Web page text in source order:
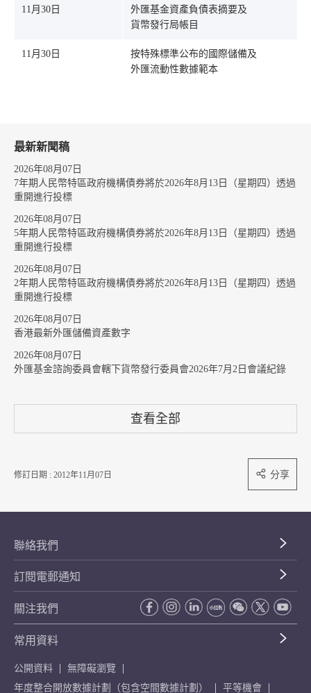
11月30日
外匯基金資產負債表摘要及
貨幣發行局帳目
11月30日
按特殊標準公布的國際儲備及
外匯流動性數據範本
最新新聞稿
2026年08月07日
7年期人民幣特區政府機構債券將於2026年8月13日（星期四）透過
重開進行投標
2026年08月07日
5年期人民幣特區政府機構債券將於2026年8月13日（星期四）透過
重開進行投標
2026年08月07日
2年期人民幣特區政府機構債券將於2026年8月13日（星期四）透過
重開進行投標
2026年08月07日
香港最新外匯儲備資產數字
2026年08月07日
外匯基金諮詢委員會轄下貨幣發行委員會2026年7月2日會議紀錄
查看全部
修訂日期 : 2012年11月07日 分享
聯絡我們
訂閱電郵通知
關注我們
常用資料
公開資料
無障礙瀏覽
年度整合開放數據計劃（包含空間數據計劃）
平等機會